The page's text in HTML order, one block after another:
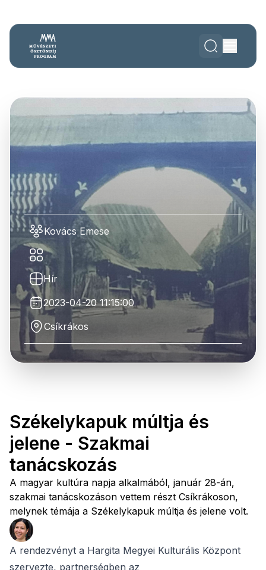
Kovács Emese
Hír
2023-04-20 11:15:00
Csíkrákos
Székelykapuk múltja és
jelene - Szakmai
tanácskozás
A magyar kultúra napja alkalmából, január 28-án,
szakmai tanácskozáson vettem részt Csíkrákoson,
melynek témája a Székelykapuk múltja és jelene volt.
A rendezvényt a Hargita Megyei Kulturális Központ
szervezte, partnerségben az